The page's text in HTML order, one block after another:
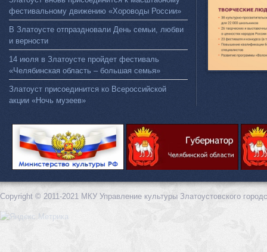
фестивальному движению «Хороводы России»
В Златоусте отпраздновали День семьи, любви
и верности
14 июля в Златоусте пройдет фестиваль
«Челябинская область – большая семья»
Златоуст присоединится ко Всероссийской
акции «Ночь музеев»
Copyright © 2011-2021 МКУ Управление культуры Златоустовского